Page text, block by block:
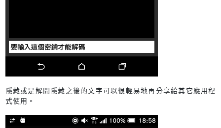
隱藏或是解開隱藏之後的文字可以很輕易地再分享給其它應用程
式使用。